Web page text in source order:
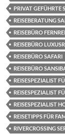
PRIVAT GEFÜHRTE
REISEBERATUNG
REISEBÜRO
REISEBÜRO
REISEBÜRO SAFARI
REISEBÜRO
REISESPEZIALIST
REISESPEZIALIST
REISESPEZIALIST
REISETIPPS FÜR
RIVERCROSSING